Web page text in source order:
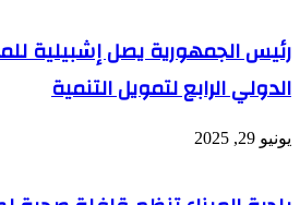
رئيس الجمهورية يصل إشبيلية
الدولي الرابع لتمويل التنمية
يونيو 29, 2025